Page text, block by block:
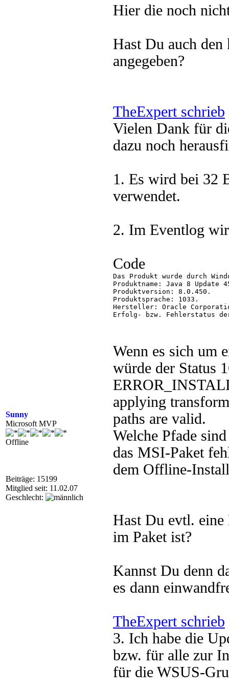
Sunny
Microsoft MVP
Offline
Beiträge: 15199
Mitglied seit: 11.02.07
Geschlecht:
Hier die noch
Hast Du auch
angegeben?
TheExpert schrieb
Vielen Dank für
dazu noch
1. Es wird bei 32
verwendet.
2. Im Eventlog
Code
Das Produkt wurde durch
Produktname: Java 8 Update
Produktversion: 8.0.450.
Produktsprache: 1033.
Hersteller: Oracle
Erfolg- bzw. Fehlerstatus
Wenn es sich um
würde der Status
applying
paths are valid.
Welche Pfade
das MSI-Paket
dem Offline-
Hast Du evtl. eine
im Paket ist?
Kannst Du denn
es dann
TheExpert schrieb
3. Ich habe die
bzw. für alle zur
für die WSUS-